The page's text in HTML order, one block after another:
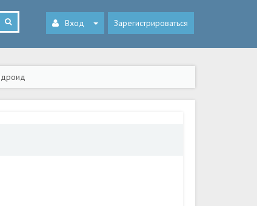
Вход Зарегистрироваться